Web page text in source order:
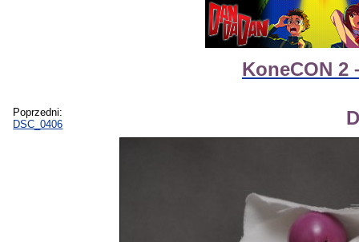
KoneCON
Poprzedni:
DSC_0406